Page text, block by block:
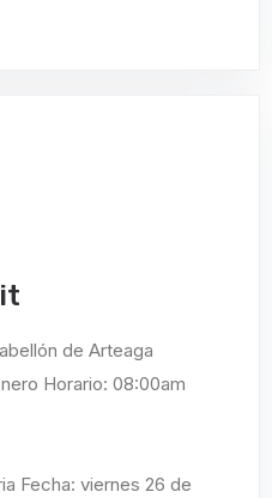
de Arteaga
Horario: 08:00am
Fecha: viernes 26 de